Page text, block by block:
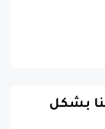
بشكل